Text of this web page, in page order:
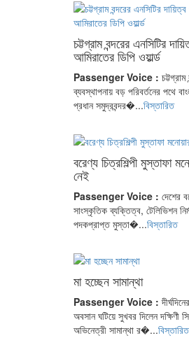
চট্টগ্রাম বন্দরের এনসিটির
আমিরাতের ডিপি ওয়ার্ল্ড
Passenger Voice :
ব্যবস্থাপনায় বড় পরিবর্তনের পথে
প্রধান সমুদ্রবন্দর�...বিস্তারিত
বরেণ্য চিত্রশিল্পী মুস্তাফা
নেই
Passenger Voice : দেশের
সাংস্কৃতিক ব্যক্তিত্ব, টেলিভিশন
পদকপ্রাপ্ত মুস্তা�...বিস্তারিত
মা হচ্ছেন সামান্থা
Passenger Voice :
অবসান ঘটিয়ে সুখবর দিলেন দক্ষিণী
অভিনেত্রী সামান্থা র�...বিস্তারিত